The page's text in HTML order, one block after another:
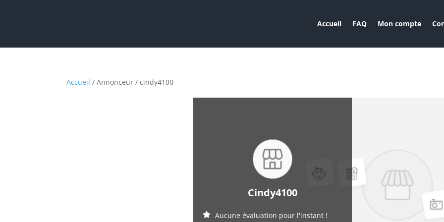
Accueil FAQ Mon compte
Accueil / Annonceur / cindy4100
Cindy4100
Aucune évaluation pour l'instant !